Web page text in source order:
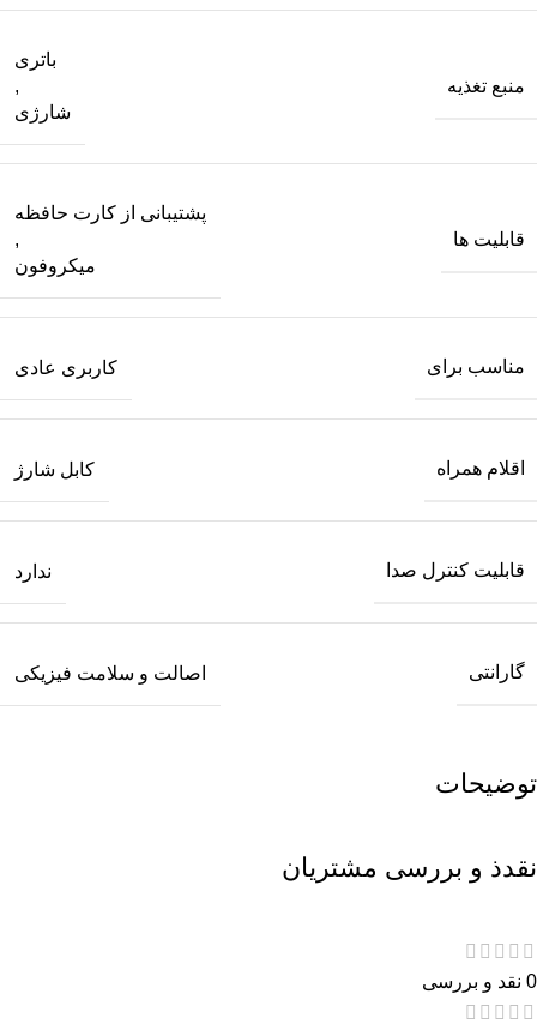
توضیحات
منبع تغذیه
باتری
,
شارژی
قابلیت ها
پشتیبانی از کارت حافظه
,
میکروفون
مناسب برای کاربری عادی
اقلام همراه کابل شارژ
قابلیت کنترل صدا ندارد
گارانتی اصالت و سلامت فیزیکی
نقدذ و بررسی مشتریان
0 نقد و بررسی